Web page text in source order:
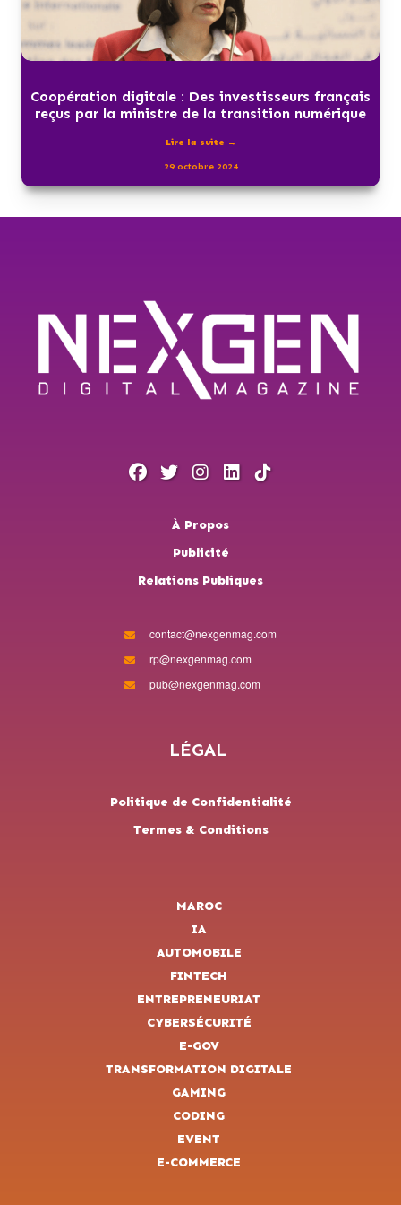
Coopération digitale : Des investisseurs français
reçus par la ministre de la transition numérique
Lire la suite →
29 octobre 2024
À Propos
Publicité
Relations Publiques
contact@nexgenmag.com
rp@nexgenmag.com
pub@nexgenmag.com
LÉGAL
Politique de Confidentialité
Termes & Conditions
MAROC
IA
AUTOMOBILE
FINTECH
ENTREPRENEURIAT
CYBERSÉCURITÉ
E-GOV
TRANSFORMATION DIGITALE
GAMING
CODING
EVENT
E-COMMERCE